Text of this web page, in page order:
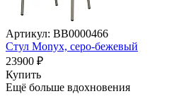
Артикул: BB0000466
Стул Monyx, серо-бежевый
23900 ₽
Купить
Ещё больше вдохновения